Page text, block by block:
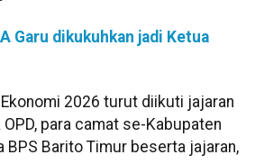
Garu dikukuhkan jadi Ketua
2026 turut diikuti jajaran
para camat se-Kabupaten
BPS Barito Timur beserta jajaran,